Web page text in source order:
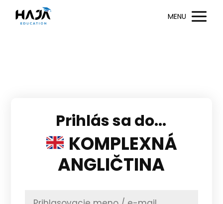
MENU
Prihlás sa do...
KOMPLEXNÁ
ANGLIČTINA